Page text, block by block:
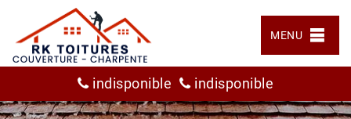
MENU
indisponible indisponible